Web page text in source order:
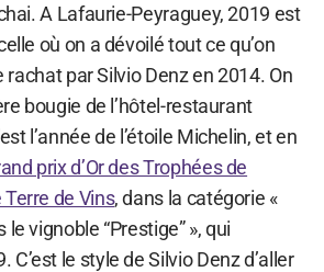
A Lafaurie-Peyraguey, 2019 est
où on a dévoilé tout ce qu’on
par Silvio Denz en 2014. On
bougie de l’hôtel-restaurant
l’année de l’étoile Michelin, et en
prix d’Or des Trophées de
de Vins, dans la catégorie «
vignoble “Prestige” », qui
C’est le style de Silvio Denz d’aller